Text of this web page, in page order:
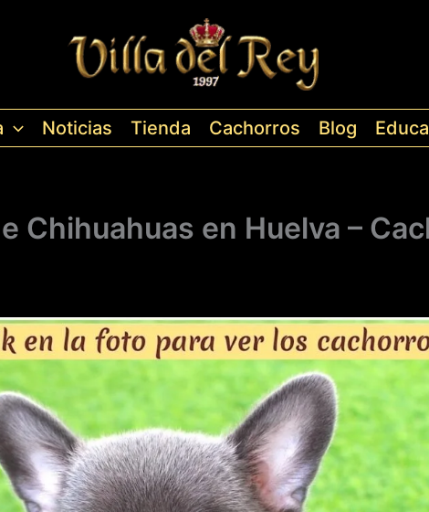
Noticias Tienda Cachorros Blog
Chihuahuas en Huelva –